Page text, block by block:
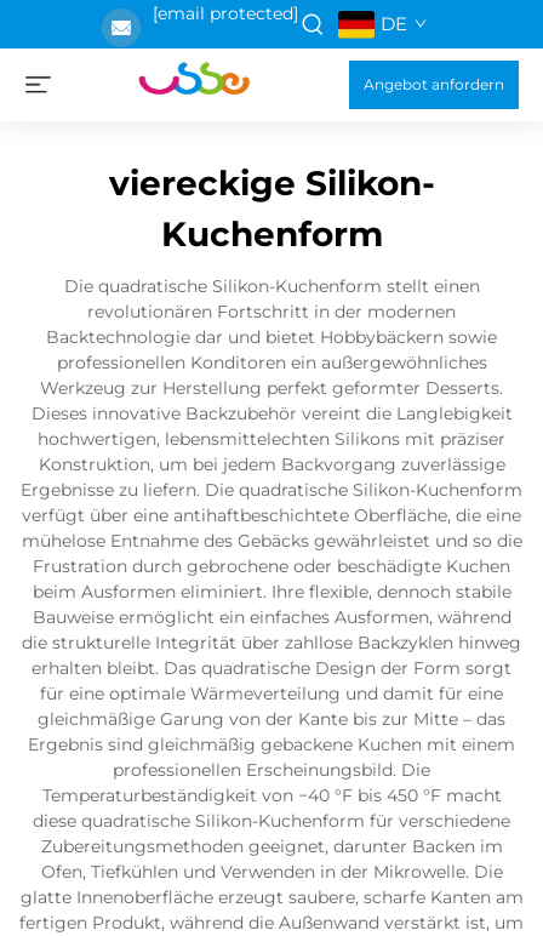
[email protected] DE
Angebot anfordern
viereckige Silikon-
Kuchenform
Die quadratische Silikon-Kuchenform stellt einen
revolutionären Fortschritt in der modernen
Backtechnologie dar und bietet Hobbybäckern sowie
professionellen Konditoren ein außergewöhnliches
Werkzeug zur Herstellung perfekt geformter Desserts.
Dieses innovative Backzubehör vereint die Langlebigkeit
hochwertigen, lebensmittelechten Silikons mit präziser
Konstruktion, um bei jedem Backvorgang zuverlässige
Ergebnisse zu liefern. Die quadratische Silikon-Kuchenform
verfügt über eine antihaftbeschichtete Oberfläche, die eine
mühelose Entnahme des Gebäcks gewährleistet und so die
Frustration durch gebrochene oder beschädigte Kuchen
beim Ausformen eliminiert. Ihre flexible, dennoch stabile
Bauweise ermöglicht ein einfaches Ausformen, während
die strukturelle Integrität über zahllose Backzyklen hinweg
erhalten bleibt. Das quadratische Design der Form sorgt
für eine optimale Wärmeverteilung und damit für eine
gleichmäßige Garung von der Kante bis zur Mitte – das
Ergebnis sind gleichmäßig gebackene Kuchen mit einem
professionellen Erscheinungsbild. Die
Temperaturbeständigkeit von −40 °F bis 450 °F macht
diese quadratische Silikon-Kuchenform für verschiedene
Zubereitungsmethoden geeignet, darunter Backen im
Ofen, Tiefkühlen und Verwenden in der Mikrowelle. Die
glatte Innenoberfläche erzeugt saubere, scharfe Kanten am
fertigen Produkt, während die Außenwand verstärkt ist, um